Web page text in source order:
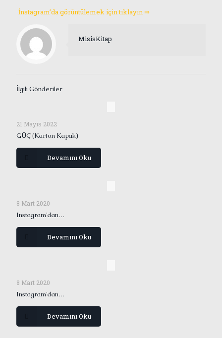
İnstagram’da görüntülemek için tıklayın ⇒
MisisKitap
İlgili Gönderiler
21 Mayıs 2022
GÜÇ (Karton Kapak)
Devamını Oku
8 Mart 2020
Instagram'dan…
Devamını Oku
8 Mart 2020
Instagram'dan…
Devamını Oku